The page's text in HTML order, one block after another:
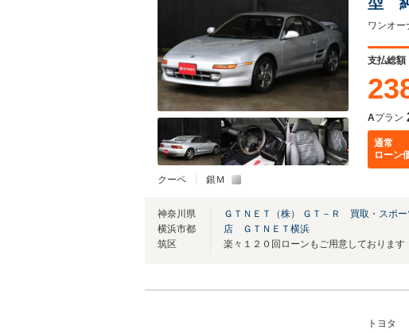
クーペ 銀Ｍ
ワンオ
支払総額
Aプラン
通常
ローン
神奈川県
横浜市都
筑区
ＧＴＮＥＴ（株） ＧＴ－Ｒ 買取・スポー
店 ＧＴＮＥＴ横浜
トヨタ